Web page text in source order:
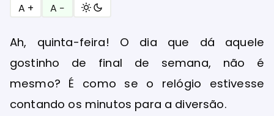
A + A −
Ah, quinta-feira! O dia que dá aquele
gostinho de final de semana, não é
mesmo? É como se o relógio estivesse
contando os minutos para a diversão.